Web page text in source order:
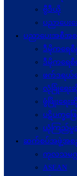
ဗွီဒီယို
ပညာပေးဆွ
ပညာပေးအစီအ
ဒီမိုကရေ
ဒီမိုကရေစီ
ဖက်ဒရယ်ရ
လုံခြုံရေး
ဖွံဖြိုးရေး
ပဋိပက္ခ‌ဖြ
ယုံကြည်မှု
ဆက်စပ်အဖွဲ့အစည်
ကုလသမဂ္ဂ
ASEAN